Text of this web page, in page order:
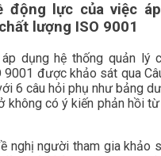
động lực của việc
lượng ISO 9001
dụng hệ thống quản lý
9001 được khảo sát qua
6 câu hỏi phụ như bảng
không có ý kiến phản hồi
nghị người tham gia khảo